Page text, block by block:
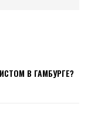
В ГАМБУРГЕ?